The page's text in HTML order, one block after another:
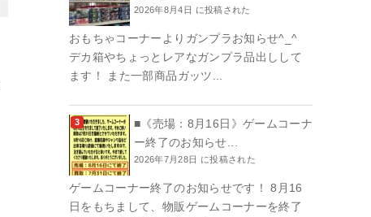
2026年8月4日 に投稿された
おもちゃコーナーよりガンプラお知らせ^_^
デカ箱やちょっとレアなガンプラ品出しして
ます！ また一部商品ガッツ...
■《売場：8月16日》ゲームコーナ
ー終了のお知らせ...
2026年7月28日 に投稿された
ゲームコーナー終了のお知らせです！ 8月16
日をもちまして、物販ゲームコーナーを終了